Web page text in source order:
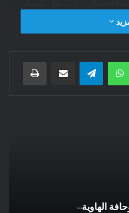
و تمكنت الشرطة من تحديد هوية ما يصل إلى 1667 شخصًا اغلبهم
فإن الشبكة المسؤولة عن
واتساب تيلقرام مشاركة عبر البريد طباعة